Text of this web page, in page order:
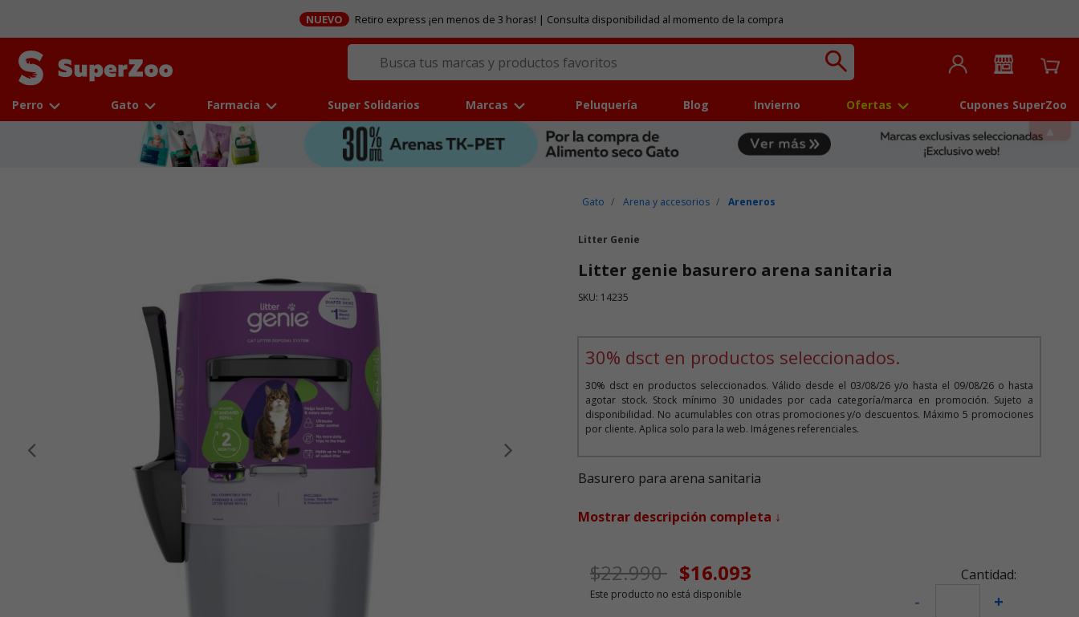
NUEVO Retiro express ¡en menos de 3 horas! | Consulta disponibilidad al momento de la compra
Perro Gato Farmacia Super Solidarios Marcas Peluquería Blog Invierno Ofertas Cupones SuperZoo
Anterior
Gato Arena y accesorios Areneros
Litter Genie
Litter genie basurero arena sanitaria
SKU: 14235
30% dsct en productos seleccionados.
30% dsct en productos seleccionados. Válido desde el 03/08/26 y/o hasta el 09/08/26 o hasta
agotar stock. Stock mínimo 30 unidades por cada categoría/marca en promoción. Sujeto a
disponibilidad. No acumulables con otras promociones y/o descuentos. Máximo 5 promociones
por cliente. Aplica solo para la web. Imágenes referenciales.
Basurero para arena sanitaria
Mostrar descripción completa ↓
Cantidad:
- +
Precio de oferta desde
$22.990a $16.093
Este producto no está disponible